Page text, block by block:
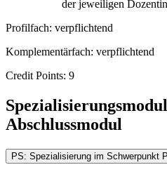
der jeweiligen
Profilfach: verpflichtend
Komplementärfach: verpflichtend
Credit Points: 9
Abschlussmodul
PS: Spezialisierung im Schwerpunkt